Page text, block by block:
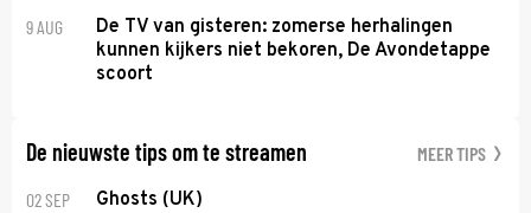
9 AUG
De TV van gisteren: zomerse herhalingen
kunnen kijkers niet bekoren, De Avondetappe
scoort
De nieuwste tips om te streamen MEER TIPS
02 SEP Ghosts (UK)